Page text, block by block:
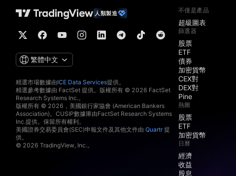
人類製造
繁體中文
精選市場數據由ICE Data Services提供。
精選參考數據由 FactSet 提供。版權所有 © 2026 FactSet
Research Systems Inc.。
版權所有 © 2026，美國銀行家協會 (American Bankers
Association)。CUSIP數據庫由FactSet Research Systems
Inc.提供。保留所有權利。
美國證券交易委員會(SEC)申報文件及其他文件由 Quartr提
供。
© 2026 TradingView, Inc.。
不僅是產品
超級圖表
篩選器
股票
ETF
債券
加密貨幣
CEX對
DEX對
Pine
熱圖
股票
ETF
加密貨幣
日曆
經濟
收益
股息